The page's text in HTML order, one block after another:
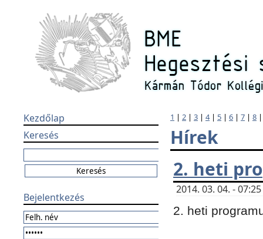
Kezdőlap
Keresés
Bejelentkezés
1 | 2 | 3 | 4| 5 | 6 | 7 | 8
Hírek
2. heti
2014. 03. 04. -
2. heti